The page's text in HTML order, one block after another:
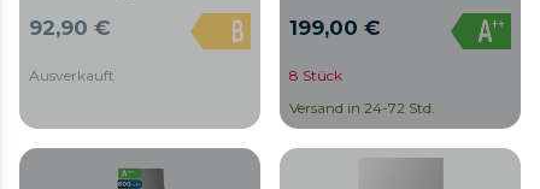
92,90 €
Ausverkauft
Schwarz A++ Dekorative
90cm breite
Edelstahlkamin,
Motor 220W, Klasse A++,
199,00 €
8 Stück
Versand in 24-72 Std.